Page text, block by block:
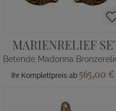
MARIENRELIEF
Ihr Komplettpreis ab 565,00 €